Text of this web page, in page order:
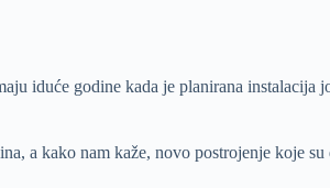
iduće godine kada je planirana
a kako nam kaže, novo postrojenje koje